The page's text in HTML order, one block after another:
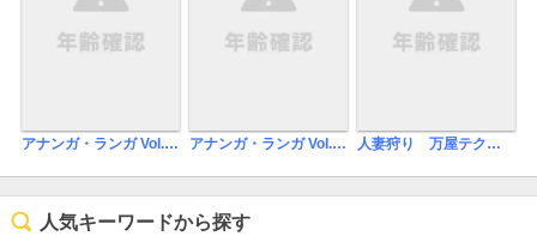
アナンガ・ランガ Vol.109 アナンガ・ランガ Vol.106 人妻狩り 万屋テクから逃げられない【合本・R版】
人気キーワードから探す